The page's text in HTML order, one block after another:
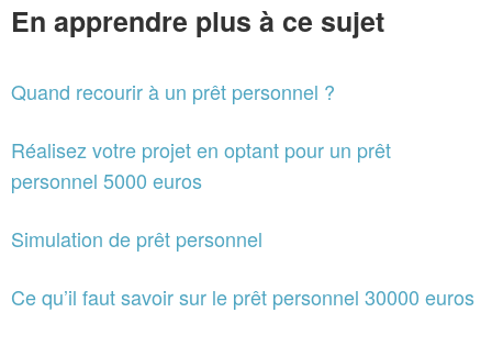
En apprendre plus à ce sujet
Quand recourir à un prêt personnel ?
Réalisez votre projet en optant pour un prêt
personnel 5000 euros
Simulation de prêt personnel
Ce qu’il faut savoir sur le prêt personnel 30000 euros